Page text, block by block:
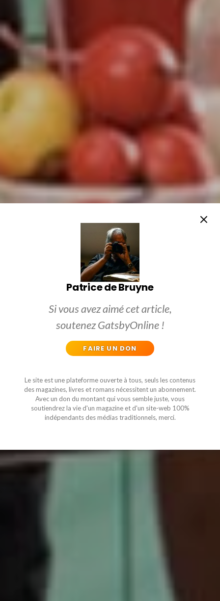
Patrice de Bruyne
Si vous avez aimé cet article,
soutenez GatsbyOnline !
FAIRE UN DON
Le site est une plateforme ouverte à tous, seuls les contenus
des magazines, livres et romans nécessitent un abonnement.
Avec un don du montant qui vous semble juste, vous
soutiendrez la vie d'un magazine et d'un site-web 100%
indépendants des médias traditionnels, merci.